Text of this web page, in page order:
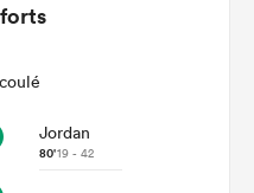
Jordan
80'19 - 42